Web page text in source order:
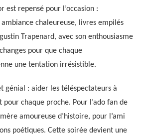
est repensé pour l’occasion :
chaleureuse, livres empilés
Trapenard, avec son enthousiasme
pour que chaque
une tentation irrésistible.
génial : aider les téléspectateurs à
chaque proche. Pour l’ado fan de
amoureuse d’histoire, pour l’ami
poétiques. Cette soirée devient une